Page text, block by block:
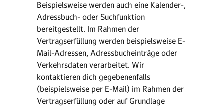
Beispielsweise werden auch eine Kalender-,
Adressbuch- oder Suchfunktion
bereitgestellt. Im Rahmen der
Vertragserfüllung werden beispielsweise E-
Mail-Adressen, Adressbucheinträge oder
Verkehrsdaten verarbeitet. Wir
kontaktieren dich gegebenenfalls
(beispielsweise per E-Mail) im Rahmen der
Vertragserfüllung oder auf Grundlage